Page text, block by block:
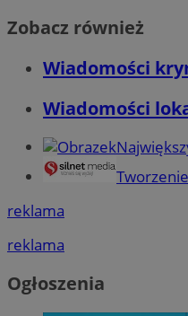
Zobacz również
Wiadomości
Wiadomości
reklama
reklama
Ogłoszenia